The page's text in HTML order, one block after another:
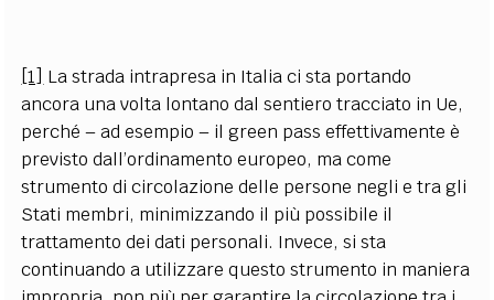
[1] La strada intrapresa in Italia ci sta portando
ancora una volta lontano dal sentiero tracciato in Ue,
perché – ad esempio – il green pass effettivamente è
previsto dall’ordinamento europeo, ma come
strumento di circolazione delle persone negli e tra gli
Stati membri, minimizzando il più possibile il
trattamento dei dati personali. Invece, si sta
continuando a utilizzare questo strumento in maniera